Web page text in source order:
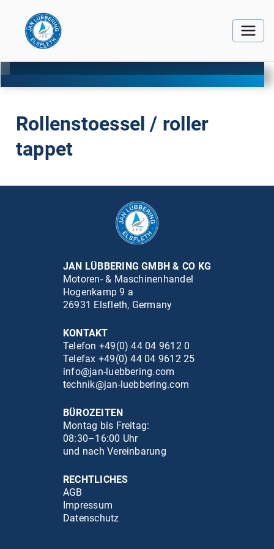
Rollenstoessel / roller
tappet
JAN LÜBBERING GMBH & CO KG
Motoren- & Maschinenhandel
Hogenkamp 9 a
26931 Elsfleth, Germany
KONTAKT
Telefon +49(0) 44 04 9612 0
Telefax +49(0) 44 04 9612 25
info@jan-luebbering.com
technik@jan-luebbering.com
BÜROZEITEN
Montag bis Freitag:
08:30–16:00 Uhr
und nach Vereinbarung
RECHTLICHES
AGB
Impressum
Datenschutz